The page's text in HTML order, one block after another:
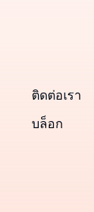
ติดต่อเรา
บล็อก